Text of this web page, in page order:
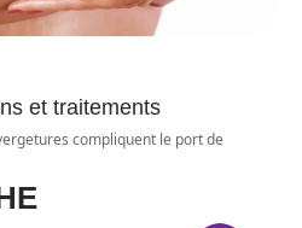
et traitements
compliquent le port de